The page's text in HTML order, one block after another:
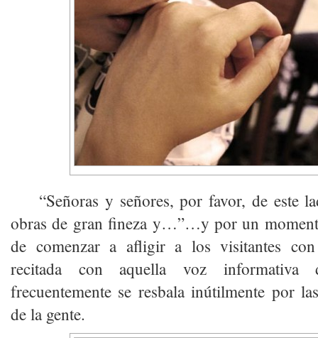
“Señoras y señores, por favor, de este
obras de gran fineza y…”…y por un
de comenzar a afligir a los visitantes
recitada con aquella voz
frecuentemente se resbala inútilmente por
de la gente.